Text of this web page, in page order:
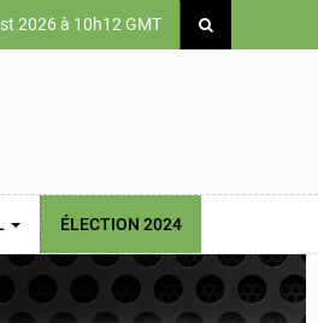
2026 à 10h12 GMT
ÉLECTION 2024